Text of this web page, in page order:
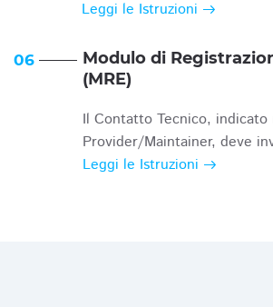
Leggi le Istruzioni
06
Modulo di
(MRE)
Il Contatto Tecnico, indicato
Provider/Maintainer, deve
Leggi le Istruzioni